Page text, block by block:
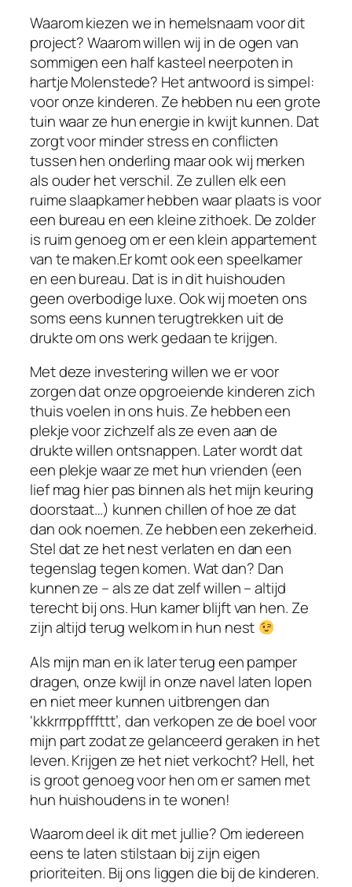
Waarom kiezen we in hemelsnaam voor dit
project? Waarom willen wij in de ogen van
sommigen een half kasteel neerpoten in
hartje Molenstede? Het antwoord is simpel:
voor onze kinderen. Ze hebben nu een grote
tuin waar ze hun energie in kwijt kunnen. Dat
zorgt voor minder stress en conflicten
tussen hen onderling maar ook wij merken
als ouder het verschil. Ze zullen elk een
ruime slaapkamer hebben waar plaats is voor
een bureau en een kleine zithoek. De zolder
is ruim genoeg om er een klein appartement
van te maken.Er komt ook een speelkamer
en een bureau. Dat is in dit huishouden
geen overbodige luxe. Ook wij moeten ons
soms eens kunnen terugtrekken uit de
drukte om ons werk gedaan te krijgen.
Met deze investering willen we er voor
zorgen dat onze opgroeiende kinderen zich
thuis voelen in ons huis. Ze hebben een
plekje voor zichzelf als ze even aan de
drukte willen ontsnappen. Later wordt dat
een plekje waar ze met hun vrienden (een
lief mag hier pas binnen als het mijn keuring
doorstaat…) kunnen chillen of hoe ze dat
dan ook noemen. Ze hebben een zekerheid.
Stel dat ze het nest verlaten en dan een
tegenslag tegen komen. Wat dan? Dan
kunnen ze – als ze dat zelf willen – altijd
terecht bij ons. Hun kamer blijft van hen. Ze
zijn altijd terug welkom in hun nest
Als mijn man en ik later terug een pamper
dragen, onze kwijl in onze navel laten lopen
en niet meer kunnen uitbrengen dan
‘kkkrrrppfffttt’, dan verkopen ze de boel voor
mijn part zodat ze gelanceerd geraken in het
leven. Krijgen ze het niet verkocht? Hell, het
is groot genoeg voor hen om er samen met
hun huishoudens in te wonen!
Waarom deel ik dit met jullie? Om iedereen
eens te laten stilstaan bij zijn eigen
prioriteiten. Bij ons liggen die bij de kinderen.